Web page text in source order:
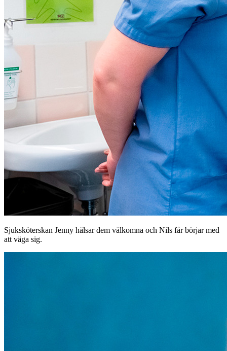
Sjuksköterskan Jenny hälsar dem välkomna och Nils får börjar med
att väga sig.